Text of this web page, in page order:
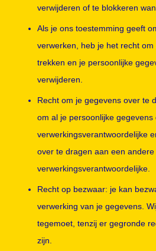
verwijderen of te blokkeren
Als je ons toestemming geeft
verwerken, heb je het recht
trekken en je persoonlijke
verwijderen.
Recht om je gegevens over te
om al je persoonlijke
verwerkingsverantwoordelijke
over te dragen aan een andere
verwerkingsverantwoordelijke.
Recht op bezwaar: je kan
verwerking van je gegevens.
tegemoet, tenzij er gegronde
zijn.